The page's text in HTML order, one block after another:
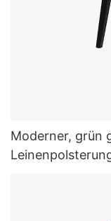
Moderner, grün